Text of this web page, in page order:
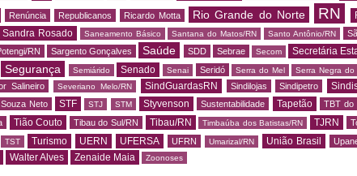
Renúncia Republicanos Ricardo Motta Rio Grande do Norte RN
Sandra Rosado Saneamento Básico Santana do Matos/RN Santo Antônio/RN
RN Sargento Gonçalves Saúde SDD Sebrae Secom Secretária
Segurança Semiárido Senado Senai Seridó Serra do Mel Serra Negra do
Salineiro Severiano Melo/RN SindGuardasRN Sindilojas Sindipetro
Souza Neto STF STJ STM Styvenson Sustentabilidade Tapetão TBT do
Tião Couto Tibau do Sul/RN Tibau/RN Timbaúba dos Batistas/RN TJRN
TST Turismo UERN UFERSA UFRN Umarizal/RN União Brasil
Walter Alves Zenaide Maia Zoonoses